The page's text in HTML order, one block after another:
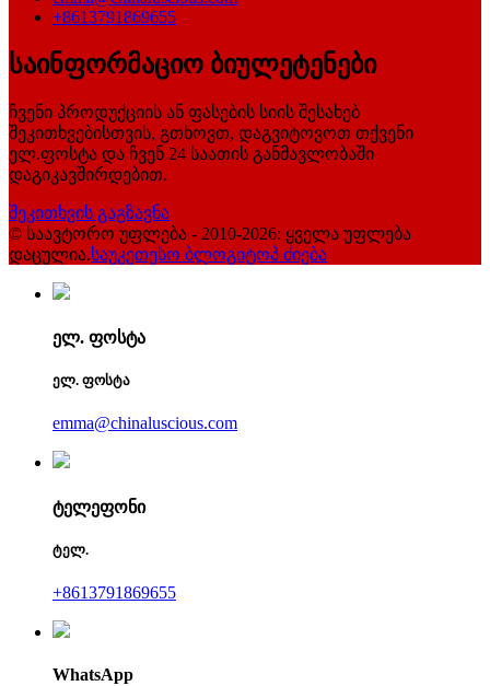
+8613791869655
საინფორმაციო ბიულეტენები
ჩვენი პროდუქციის ან ფასების სიის შესახებ
შეკითხვებისთვის, გთხოვთ, დაგვიტოვოთ თქვენი
ელ.ფოსტა და ჩვენ 24 საათის განმავლობაში
დაგიკავშირდებით.
შეკითხვის გაგზავნა
© საავტორო უფლება - 2010-2026: ყველა უფლება
დაცულია.საუკეთესო ბლოგიტოპ ძიება
ელ. ფოსტა
ელ. ფოსტა
emma@chinaluscious.com
ტელეფონი
ტელ.
+8613791869655
WhatsApp